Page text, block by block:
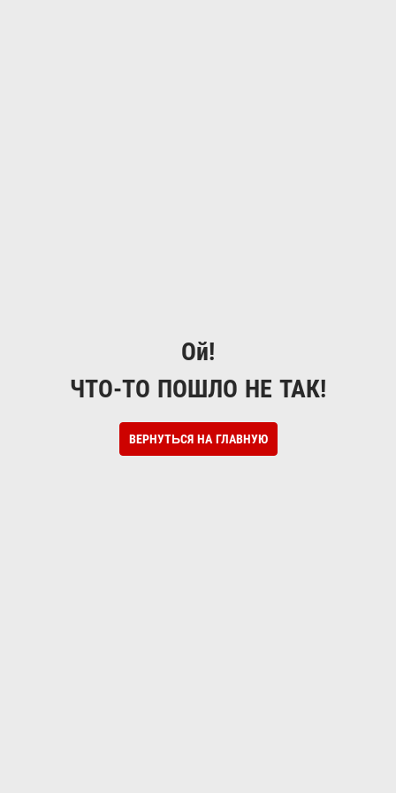
Ой!
ЧТО-ТО ПОШЛО НЕ ТАК!
ВЕРНУТЬСЯ НА ГЛАВНУЮ